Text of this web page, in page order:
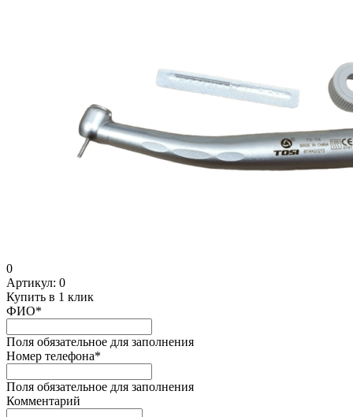
0
Артикул: 0
Купить в 1 клик
ФИО*
Поля обязательное для заполнения
Номер телефона*
Поля обязательное для заполнения
Комментарий